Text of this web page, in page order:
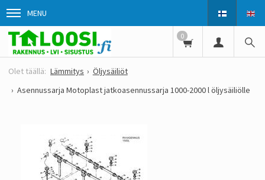
MENU
0
Lämmitys
Öljysäiliöt
Asennussarja Motoplast jatkoasennussarja 1000-2000 l öljysäiliölle